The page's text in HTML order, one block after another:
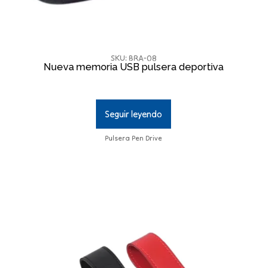
SKU: BRA-08
Nueva memoria USB pulsera deportiva
Seguir leyendo
Pulsera Pen Drive